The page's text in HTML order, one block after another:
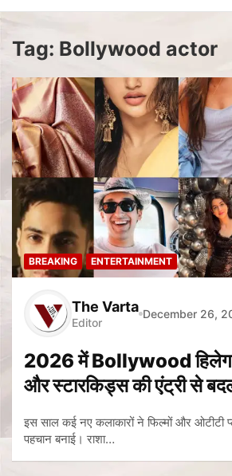
Tag: Bollywood actor
BREAKING ENTERTAINMENT
The Varta
Editor
December 26,
2026 में Bollywood
और स्टारकिड्स की एंट्री से
इस साल कई नए कलाकारों ने फिल्मों और ओटीटी
पहचान बनाई। राशा…